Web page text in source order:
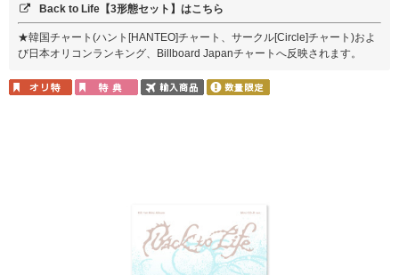
Back to Life【3形態セット】はこちら
★韓国チャート(ハント[HANTEO]チャート、サークル[Circle]チャート)およ
び日本オリコンランキング、Billboard Japanチャートへ反映されます。